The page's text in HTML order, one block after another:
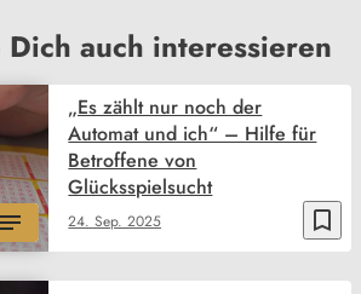
Dich auch interessieren
bookmark_border
24. Sep. 2025
„Es zählt nur noch der
Automat und ich“ – Hilfe für
Betroffene von
Glücksspielsucht